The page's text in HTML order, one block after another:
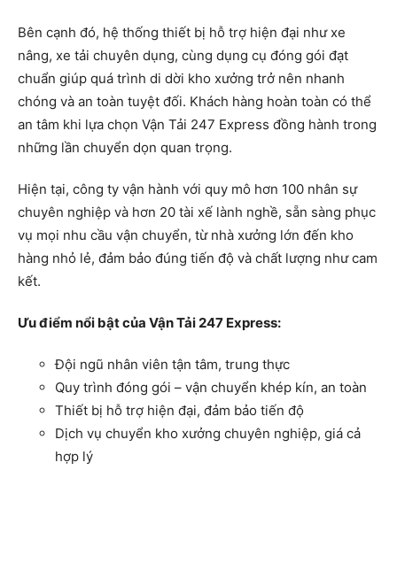
Bên cạnh đó, hệ thống thiết bị hỗ trợ hiện đại như xe
nâng, xe tải chuyên dụng, cùng dụng cụ đóng gói đạt
chuẩn giúp quá trình di dời kho xưởng trở nên nhanh
chóng và an toàn tuyệt đối. Khách hàng hoàn toàn có thể
an tâm khi lựa chọn Vận Tải 247 Express đồng hành trong
những lần chuyển dọn quan trọng.
Hiện tại, công ty vận hành với quy mô hơn 100 nhân sự
chuyên nghiệp và hơn 20 tài xế lành nghề, sẵn sàng phục
vụ mọi nhu cầu vận chuyển, từ nhà xưởng lớn đến kho
hàng nhỏ lẻ, đảm bảo đúng tiến độ và chất lượng như cam
kết.
Ưu điểm nổi bật của Vận Tải 247 Express:
Đội ngũ nhân viên tận tâm, trung thực
Quy trình đóng gói – vận chuyển khép kín, an toàn
Thiết bị hỗ trợ hiện đại, đảm bảo tiến độ
Dịch vụ chuyển kho xưởng chuyên nghiệp, giá cả
hợp lý